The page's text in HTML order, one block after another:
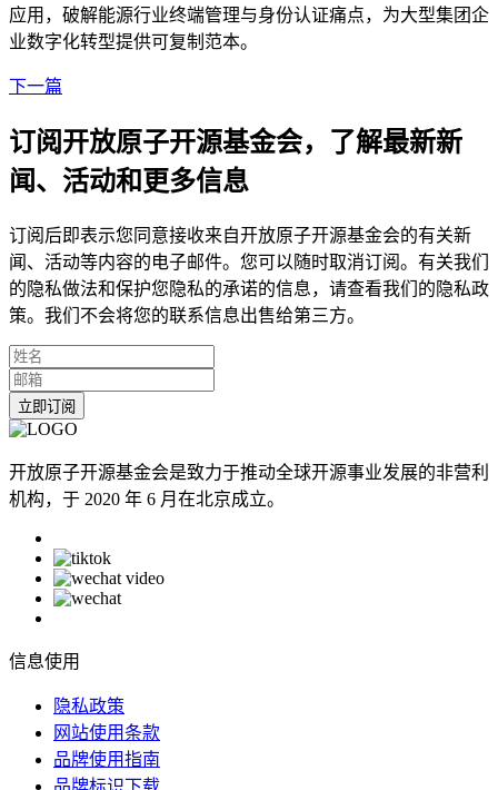
应用，破解能源行业终端管理与身份认证痛点，为大型集团企
业数字化转型提供可复制范本。
下一篇
订阅开放原子开源基金会，了解最新新
闻、活动和更多信息
订阅后即表示您同意接收来自开放原子开源基金会的有关新
闻、活动等内容的电子邮件。您可以随时取消订阅。有关我们
的隐私做法和保护您隐私的承诺的信息，请查看我们的隐私政
策。我们不会将您的联系信息出售给第三方。
立即订阅
开放原子开源基金会是致力于推动全球开源事业发展的非营利
机构，于 2020 年 6 月在北京成立。
信息使用
隐私政策
网站使用条款
品牌使用指南